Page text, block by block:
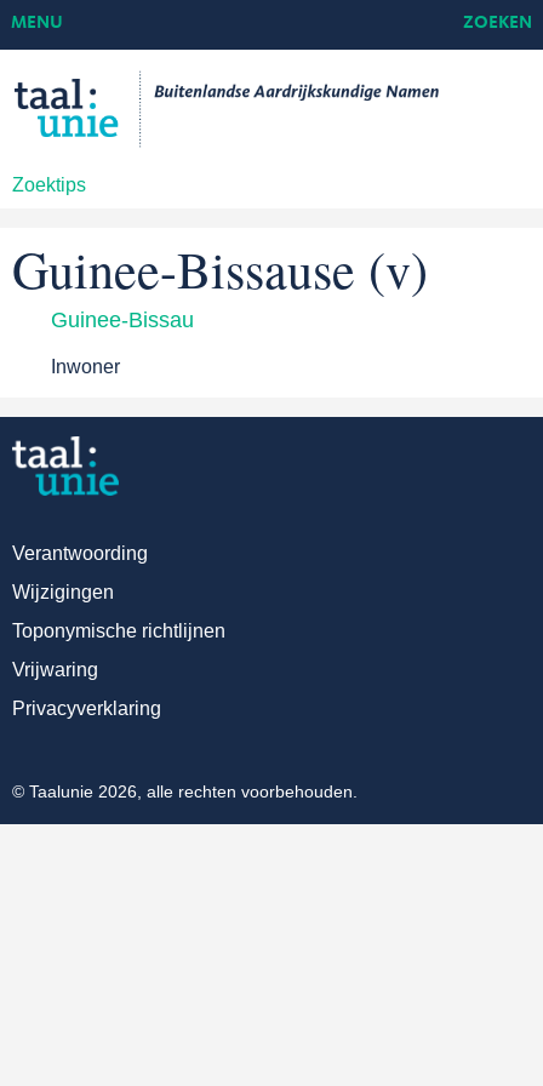
Zoektips
MENU ZOEKEN
Guinee-Bissause (v)
Guinee-Bissau
Inwoner
Verantwoording
Wijzigingen
Toponymische richtlijnen
Vrijwaring
Privacyverklaring
© Taalunie 2026, alle rechten voorbehouden.